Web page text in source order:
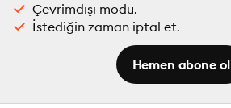
Çevrimdışı modu.
İstediğin zaman iptal et.
Hemen abone ol